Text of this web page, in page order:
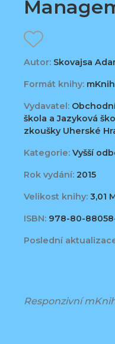
Autor: Skovajsa
Formát knihy:
Vydavatel:
škola a Jazyková
zkoušky Uherské
Kategorie: Vyšší
Rok vydání: 2015
Velikost knihy: 3,01
ISBN: 978-80-
Poslední
Responzivní